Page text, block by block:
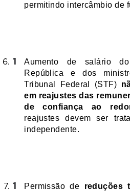
permitindo intercâmbio de
Aumento de salário
República e dos
Tribunal Federal (STF)
em reajustes das
de confiança ao
reajustes devem ser
independente.
Permissão de reduções